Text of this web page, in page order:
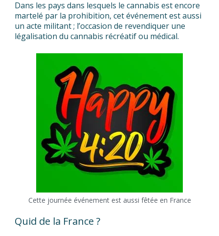
Dans les pays dans lesquels le cannabis est encore
martelé par la prohibition, cet événement est aussi
un acte militant ; l’occasion de revendiquer une
légalisation du cannabis récréatif ou médical.
Cette journée événement est aussi fêtée en France
Quid de la France ?